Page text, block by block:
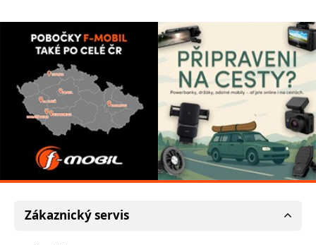
Zákaznický servis